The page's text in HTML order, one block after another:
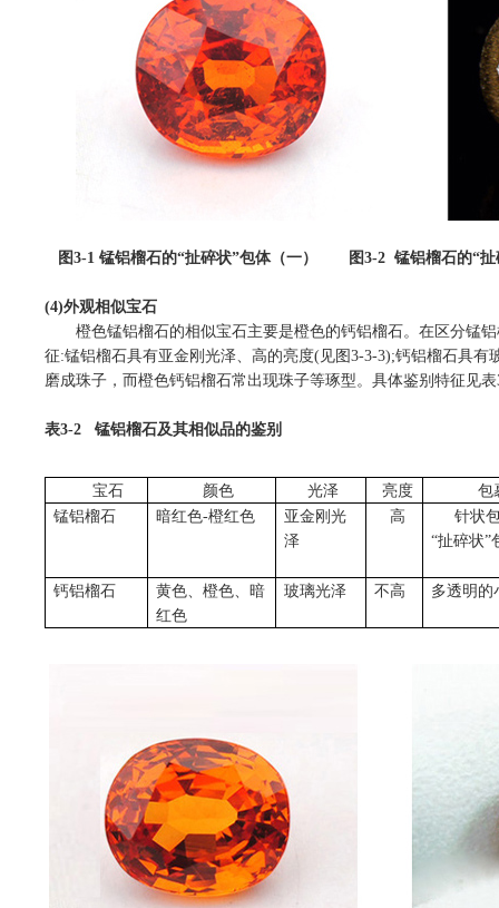
图3-1 锰铝榴石的“扯碎状”包体（一） 图3-2 锰铝榴石的“扯
(4)外观相似宝石
橙色锰铝榴石的相似宝石主要是橙色的钙铝榴石。在区分锰
征:锰铝榴石具有亚金刚光泽、高的亮度(见图 3-3-3);钙铝榴石具有
磨成珠子，而橙色钙铝榴石常出现珠子等琢型。具体鉴别特征见表
表3-2 锰铝榴石及其相似品的鉴别
宝石 颜色 光泽 亮度
包
锰铝榴石
暗红色-橙红色
亚金刚光
泽
高
针状
“扯碎状”
钙铝榴石
黄色、橙色、暗
红色
玻璃光泽 不高 多透明的